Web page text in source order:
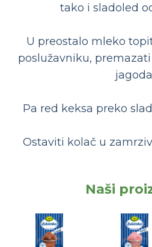
tako i sladoled
U preostalo mleko
poslužavniku,
Pa red keksa preko
Ostaviti kolač u
Naši